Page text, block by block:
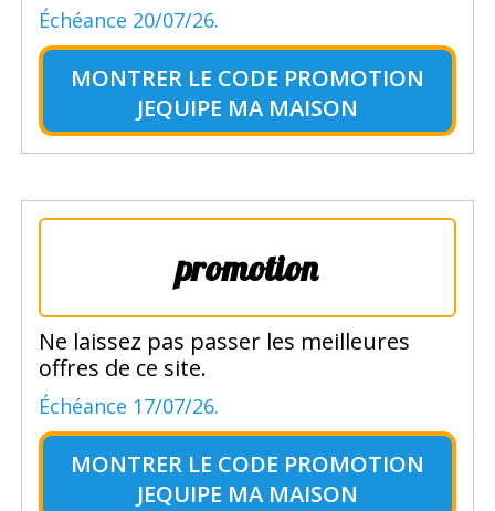
Échéance 20/07/26.
MONTRER LE CODE PROMOTION
JEQUIPE MA MAISON
promotion
Ne laissez pas passer les meilleures
offres de ce site.
Échéance 17/07/26.
MONTRER LE CODE PROMOTION
JEQUIPE MA MAISON